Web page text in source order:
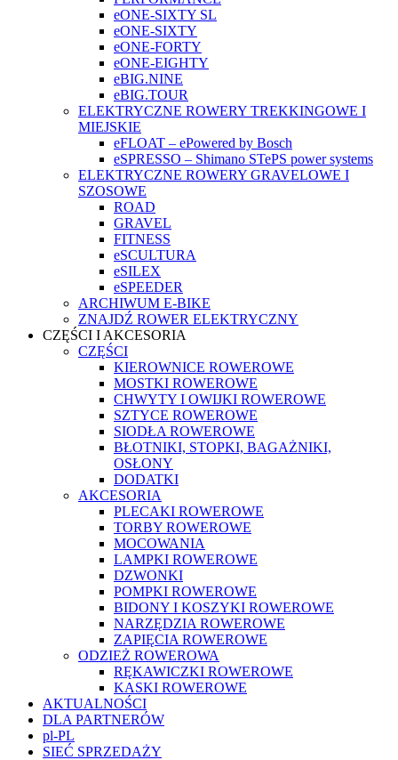
eONE-SIXTY SL
eONE-SIXTY
eONE-FORTY
eONE-EIGHTY
eBIG.NINE
eBIG.TOUR
ELEKTRYCZNE ROWERY TREKKINGOWE I
MIEJSKIE
eFLOAT – ePowered by Bosch
eSPRESSO – Shimano STePS power systems
ELEKTRYCZNE ROWERY GRAVELOWE I
SZOSOWE
ROAD
GRAVEL
FITNESS
eSCULTURA
eSILEX
eSPEEDER
ARCHIWUM E-BIKE
ZNAJDŹ ROWER ELEKTRYCZNY
CZĘŚCI I AKCESORIA
CZĘŚCI
KIEROWNICE ROWEROWE
MOSTKI ROWEROWE
CHWYTY I OWIJKI ROWEROWE
SZTYCE ROWEROWE
SIODŁA ROWEROWE
BŁOTNIKI, STOPKI, BAGAŻNIKI,
OSŁONY
DODATKI
AKCESORIA
PLECAKI ROWEROWE
TORBY ROWEROWE
MOCOWANIA
LAMPKI ROWEROWE
DZWONKI
POMPKI ROWEROWE
BIDONY I KOSZYKI ROWEROWE
NARZĘDZIA ROWEROWE
ZAPIĘCIA ROWEROWE
ODZIEŻ ROWEROWA
RĘKAWICZKI ROWEROWE
KASKI ROWEROWE
AKTUALNOŚCI
DLA PARTNERÓW
pl-PL
SIEĆ SPRZEDAŻY